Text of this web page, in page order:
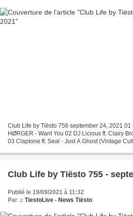
Club Life by Tiësto 756 september 24, 2021 01
HØRGER - Want You 02 DJ Licious ft. Clairy
03 Claptone ft. Seal - Just A Ghost (Vintage
Club Life by Tiësto 755 -
Publié le 19/09/2021 à 11:32
Par ♫ TiestoLive - News Tiësto